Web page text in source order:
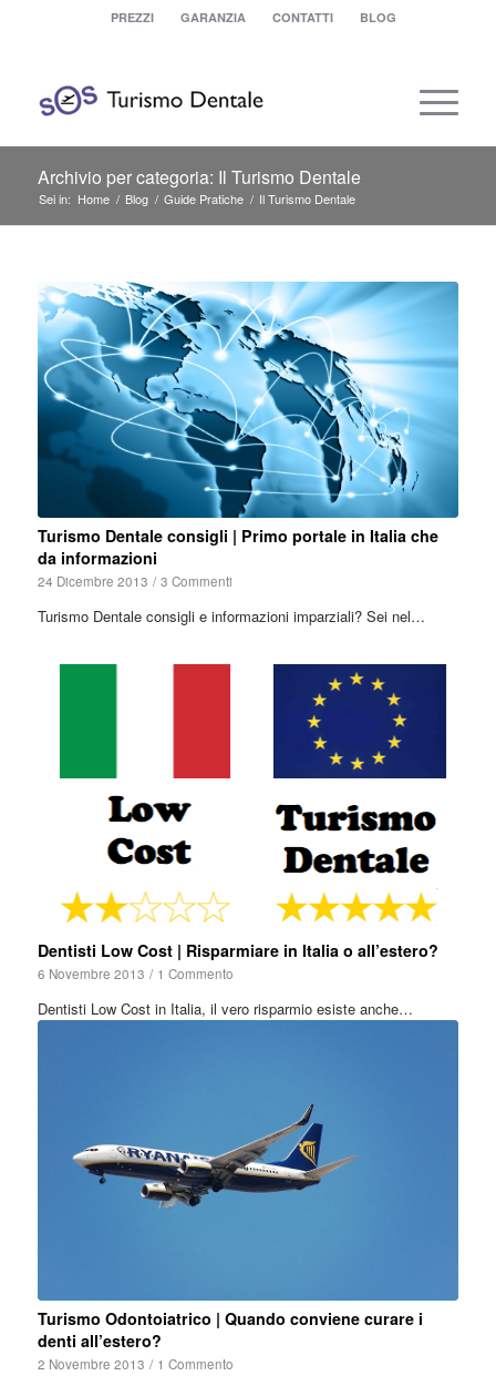
PREZZI GARANZIA CONTATTI BLOG
Archivio per categoria: Il Turismo Dentale
Sei in: Home / Blog / Guide Pratiche / Il Turismo Dentale
Turismo Dentale consigli | Primo portale in Italia che
da informazioni
24 Dicembre 2013 / 3 Commenti
Turismo Dentale consigli e informazioni imparziali? Sei nel…
Dentisti Low Cost | Risparmiare in Italia o all’estero?
6 Novembre 2013 / 1 Commento
Dentisti Low Cost in Italia, il vero risparmio esiste anche…
Turismo Odontoiatrico | Quando conviene curare i
denti all’estero?
2 Novembre 2013 / 1 Commento